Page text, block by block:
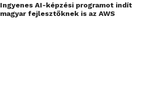
Ingyenes AI-képzési programot indít
magyar fejlesztőknek is az AWS